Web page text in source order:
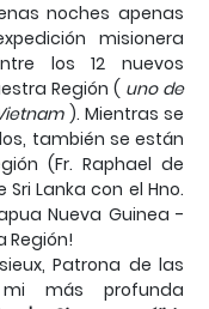
noches apenas
misionera
los 12 nuevos
Región ( uno de
). Mientras se
también se están
(Fr. Raphael de
Lanka con el Hno.
Nueva Guinea -
Región!
Patrona de las
mi más profunda